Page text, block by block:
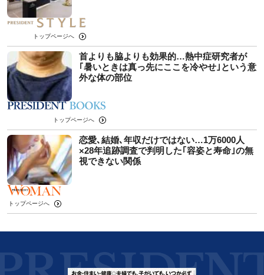
トップページへ
首よりも脇よりも効果的…熱中症研究者が
｢暑いときは真っ先にここを冷やせ｣という意
外な体の部位
トップページへ
恋愛､結婚､年収だけではない…1万6000人
×28年追跡調査で判明した｢容姿と寿命｣の無
視できない関係
トップページへ